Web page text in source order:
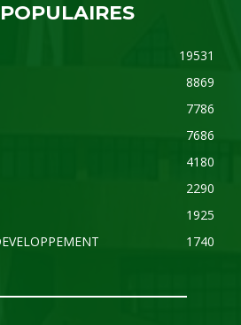
19531
8869
7786
7686
4180
2290
1925
1740